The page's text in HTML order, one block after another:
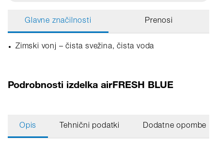
Glavne značilnosti Prenosi
Zimski vonj – čista svežina, čista voda
Podrobnosti izdelka airFRESH BLUE
Opis Tehnični podatki Dodatne opombe